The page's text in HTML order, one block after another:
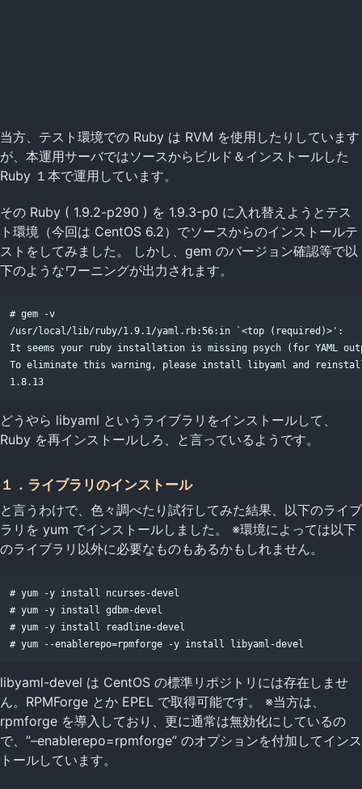
当方、テスト環境での Ruby は RVM を使用したりしています
が、本運用サーバではソースからビルド＆インストールした
Ruby １本で運用しています。
その Ruby ( 1.9.2-p290 ) を 1.9.3-p0 に入れ替えようとテス
ト環境（今回は CentOS 6.2）でソースからのインストールテ
ストをしてみました。 しかし、gem のバージョン確認等で以
下のようなワーニングが出力されます。
# gem -v
/usr/local/lib/ruby/1.9.1/yaml.rb:56:in `<top (required)>':
It seems your ruby installation is missing psych (for YAML
To eliminate this warning, please install libyaml and
どうやら libyaml というライブラリをインストールして、
Ruby を再インストールしろ、と言っているようです。
１．ライブラリのインストール
と言うわけで、色々調べたり試行してみた結果、以下のライブ
ラリを yum でインストールしました。 ※環境によっては以下
のライブラリ以外に必要なものもあるかもしれません。
# yum -y install ncurses-devel
# yum -y install gdbm-devel
# yum -y install readline-devel
libyaml-devel は CentOS の標準リポジトリには存在しませ
ん。RPMForge とか EPEL で取得可能です。 ※当方は、
rpmforge を導入しており、更に通常は無効化にしているの
で、”–enablerepo=rpmforge” のオプションを付加してインス
トールしています。